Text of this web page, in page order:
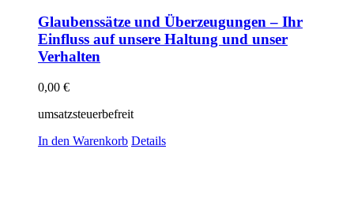
Glaubenssätze und Überzeugungen – Ihr
Einfluss auf unsere Haltung und unser
Verhalten
0,00 €
umsatzsteuerbefreit
In den Warenkorb Details